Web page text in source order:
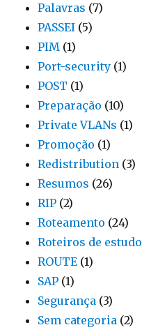
Palavras (7)
PASSEI (5)
PIM (1)
Port-security (1)
POST (1)
Preparação (10)
Private VLANs (1)
Promoção (1)
Redistribution (3)
Resumos (26)
RIP (2)
Roteamento (24)
Roteiros de estudo
ROUTE (1)
SAP (1)
Segurança (3)
Sem categoria (2)